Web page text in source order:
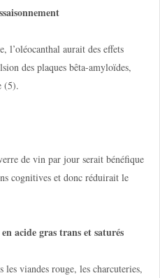
l’oléocanthal aurait des effets
des plaques bêta-amyloïdes,
(5).
de vin par jour serait bénéfique
cognitives et donc réduirait le
acide gras trans et saturés
les viandes rouge, les charcuteries,